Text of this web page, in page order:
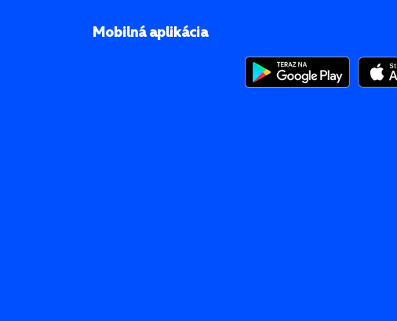
Mobilná aplikácia